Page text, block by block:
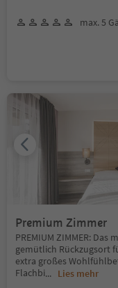
max. 5
Premium Zimmer
PREMIUM ZIMMER:
gemütlich Rückzugsort
extra großes
Flachbi... Lies mehr